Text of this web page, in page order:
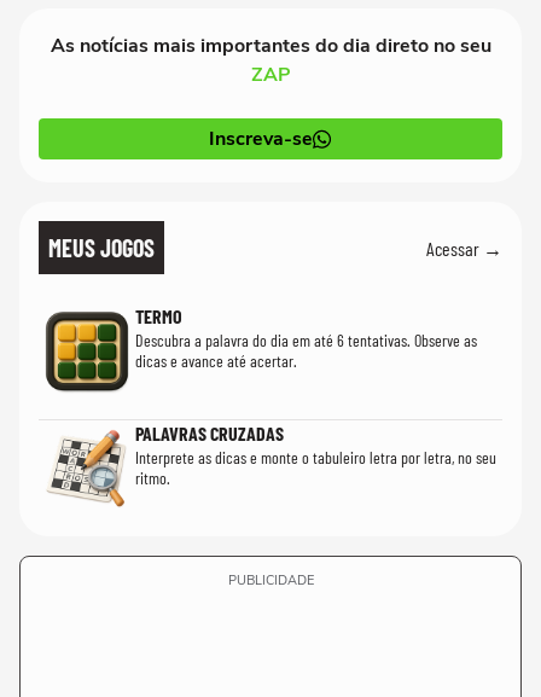
As notícias mais importantes do dia direto no seu
ZAP
Inscreva-se
MEUS JOGOS Acessar →
TERMO
Descubra a palavra do dia em até 6 tentativas. Observe as
dicas e avance até acertar.
PALAVRAS CRUZADAS
Interprete as dicas e monte o tabuleiro letra por letra, no seu
ritmo.
PUBLICIDADE